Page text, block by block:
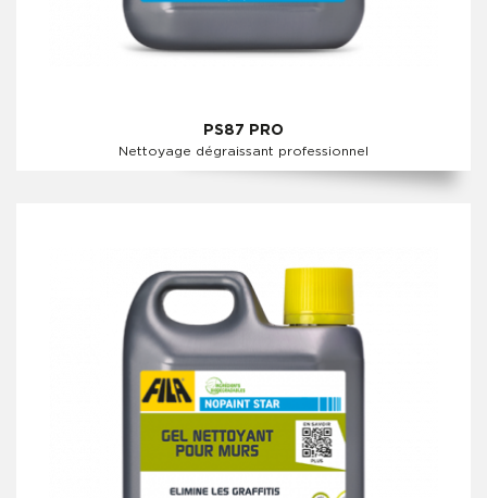
PS87 PRO
Nettoyage dégraissant professionnel